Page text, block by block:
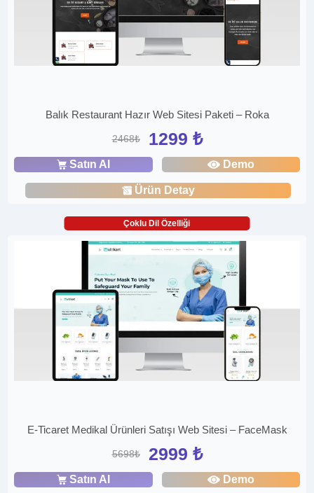
Balık Restaurant Hazır Web Sitesi Paketi – Roka
2468₺ 1299 ₺
Satın Al Demo
Ürün Detay
Çoklu Dil Özelliği
E-Ticaret Medikal Ürünleri Satışı Web Sitesi – FaceMask
5698₺ 2999 ₺
Satın Al Demo